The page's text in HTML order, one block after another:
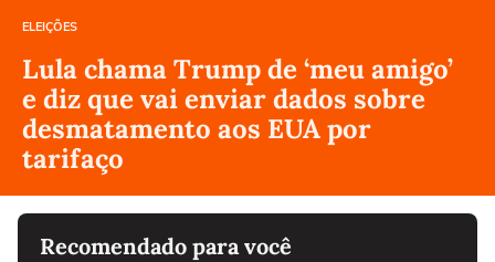
ELEIÇÕES
Lula chama Trump de ‘meu amigo’
e diz que vai enviar dados sobre
desmatamento aos EUA por
tarifaço
Recomendado para você